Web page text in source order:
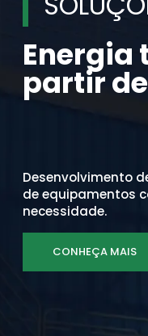
Energia
partir
Desenvolvimento
de equipamentos
necessidade.
CONHEÇA MAIS